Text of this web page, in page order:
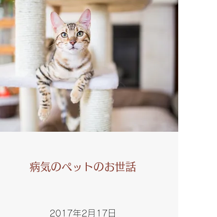
病気のペットのお世話
2017年2月17日